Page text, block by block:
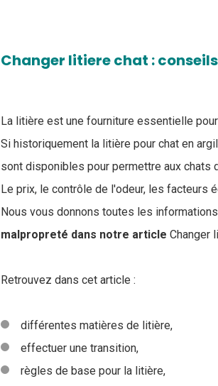
Changer litiere chat :
La litière est une fourniture essentielle
Si historiquement la litière pour chat en
sont disponibles pour permettre aux chats
Le prix, le contrôle de l'odeur, les facteurs
Nous vous donnons toutes les
malpropreté dans notre article Changer
Retrouvez dans cet article :
différentes matières de litière,
effectuer une transition,
règles de base pour la litière,